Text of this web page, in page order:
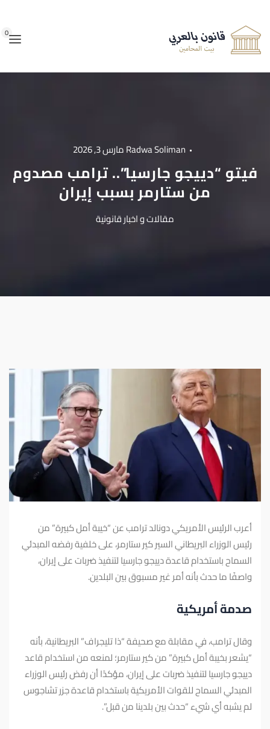
0
Radwa Solimanمارس 3, 2026
فيتو “دييجو جارسيا”.. ترامب مصدوم
من ستارمر بسبب إيران
مقالات و اخبار قانونية
أعرب الرئيس الأمريكي دونالد ترامب عن “خيبة أمل كبيرة” من
رئيس الوزراء البريطاني السير كير ستارمر، على خلفية رفضه المبدئي
السماح باستخدام قاعدة دييجو جارسيا لتنفيذ ضربات على إيران،
واصفًا ما حدث بأنه أمر غير مسبوق بين البلدين.
صدمة أمريكية
وقال ترامب، في مقابلة مع صحيفة “ذا تليجراف” البريطانية، بأنه
“يشعر بخيبة أمل كبيرة” من كير ستارمر؛ لمنعه من استخدام قاعد
دييجو جارسيا لتنفيذ ضربات على إيران، مؤكدًا أن رفض رئيس الوزراء
المبدئي السماح للقوات الأمريكية باستخدام قاعدة جزر تشاجوس
لم يشبه أي شيء “حدث بين بلدينا من قبل”.